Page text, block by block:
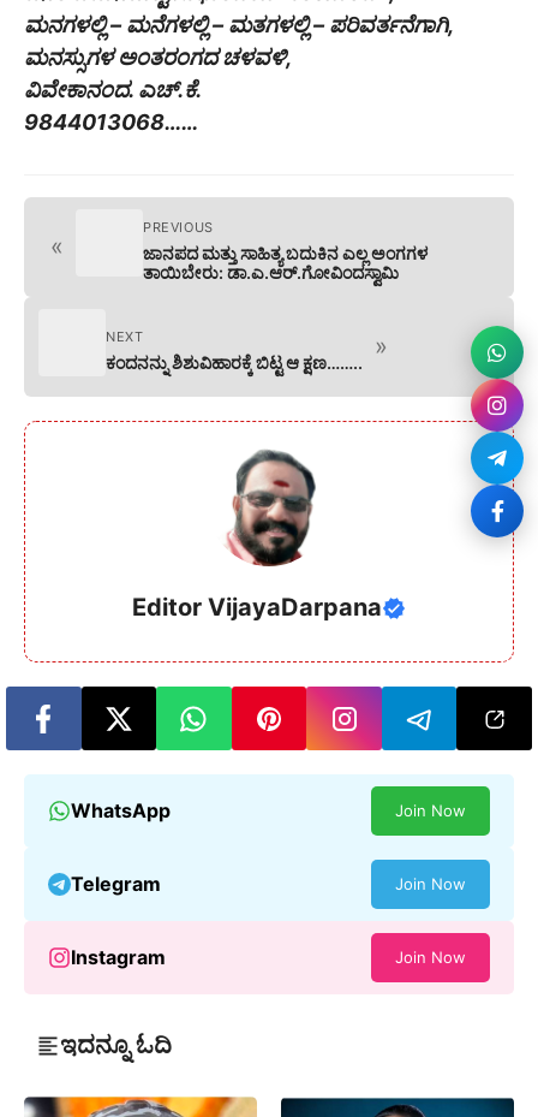
ಮನಗಳಲ್ಲಿ – ಮನೆಗಳಲ್ಲಿ – ಮತಗಳಲ್ಲಿ – ಪರಿವರ್ತನೆಗಾಗಿ,
ಮನಸ್ಸುಗಳ ಅಂತರಂಗದ ಚಳವಳಿ,
ವಿವೇಕಾನಂದ. ಎಚ್.ಕೆ.
9844013068……
«
PREVIOUS
ಜಾನಪದ ಮತ್ತು ಸಾಹಿತ್ಯ ಬದುಕಿನ ಎಲ್ಲ ಅಂಗಗಳ
ತಾಯಿಬೇರು: ಡಾ.ಎ.ಆರ್.ಗೋವಿಂದಸ್ವಾಮಿ
NEXT
ಕಂದನನ್ನು ಶಿಶುವಿಹಾರಕ್ಕೆ ಬಿಟ್ಟ ಆ ಕ್ಷಣ……..
»
Editor VijayaDarpana
WhatsApp Join Now
Telegram Join Now
Instagram Join Now
ಇದನ್ನೂ ಓದಿ